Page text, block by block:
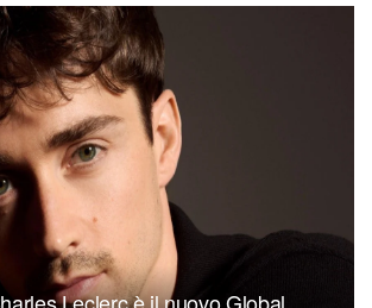
Leclerc è il nuovo Global